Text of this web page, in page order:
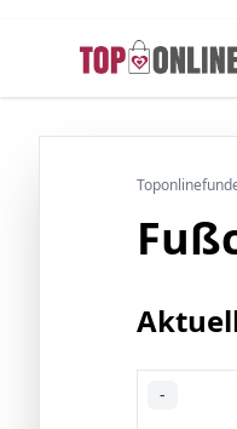
-